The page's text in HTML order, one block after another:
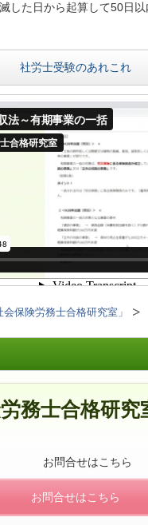
した日から起算して50日以
社労士受験のあれこれ
会保険労務士合格研究室」
務士合格研究
お問合せはこちら
お問合せはこちら